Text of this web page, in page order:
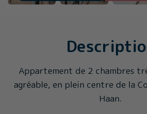
Appartement de 2 chambres
agréable, en plein centre de la
Haan.